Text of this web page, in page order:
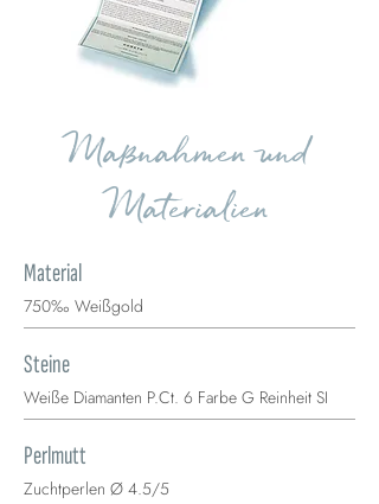
Maßnahmen und
Materialien
Material
750‰ Weißgold
Steine
Weiße Diamanten P.Ct. 6 Farbe G Reinheit SI
Perlmutt
Zuchtperlen Ø 4.5/5